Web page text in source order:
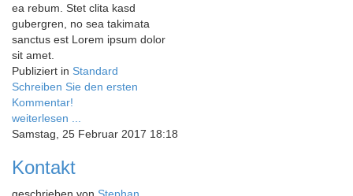
ea rebum. Stet clita kasd
gubergren, no sea takimata
sanctus est Lorem ipsum dolor
sit amet.
Publiziert in Standard
Schreiben Sie den ersten
Kommentar!
weiterlesen ...
Samstag, 25 Februar 2017 18:18
Kontakt
geschrieben von Stephan